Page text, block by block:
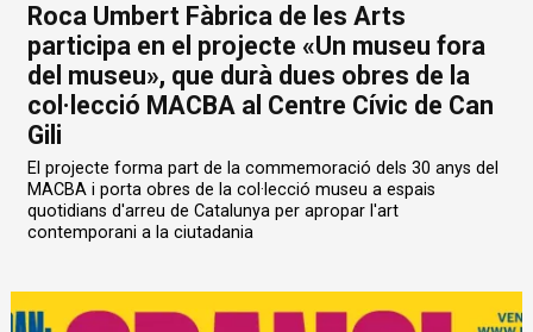
Roca Umbert Fàbrica de les Arts
participa en el projecte «Un museu fora
del museu», que durà dues obres de la
col·lecció MACBA al Centre Cívic de Can
Gili
El projecte forma part de la commemoració dels 30 anys del
MACBA i porta obres de la col·lecció museu a espais
quotidians d'arreu de Catalunya per apropar l'art
contemporani a la ciutadania